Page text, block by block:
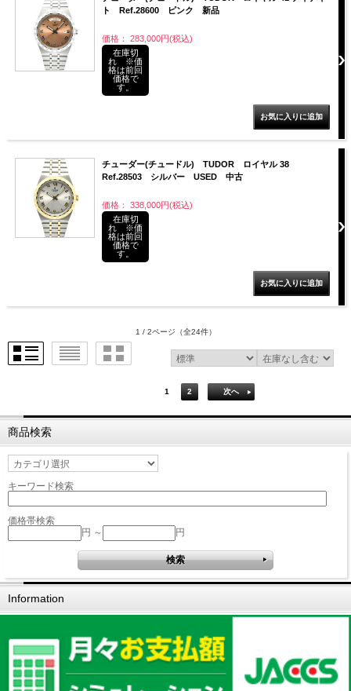
ト Ref.28600 ピンク 新品
価格： 283,000円(税込)
在庫切
れ ※価
格は前回
価格で
す。
チューダー(チュードル) TUDOR ロイヤル 38
Ref.28503 シルバー USED 中古
価格： 338,000円(税込)
在庫切
れ ※価
格は前回
価格で
す。
1 / 2ページ （全24件）
1 2 次へ
商品検索
キーワード検索
価格帯検索
円 ～
円
Information